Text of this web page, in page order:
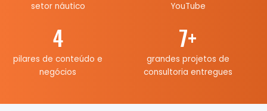
setor náutico
YouTube
4
pilares de conteúdo e
negócios
7+
grandes projetos de
consultoria entregues